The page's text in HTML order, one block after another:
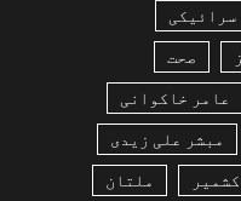
سرائیکی
صحت
عامر خاکوانی
مبشر علی زیدی
ملتان